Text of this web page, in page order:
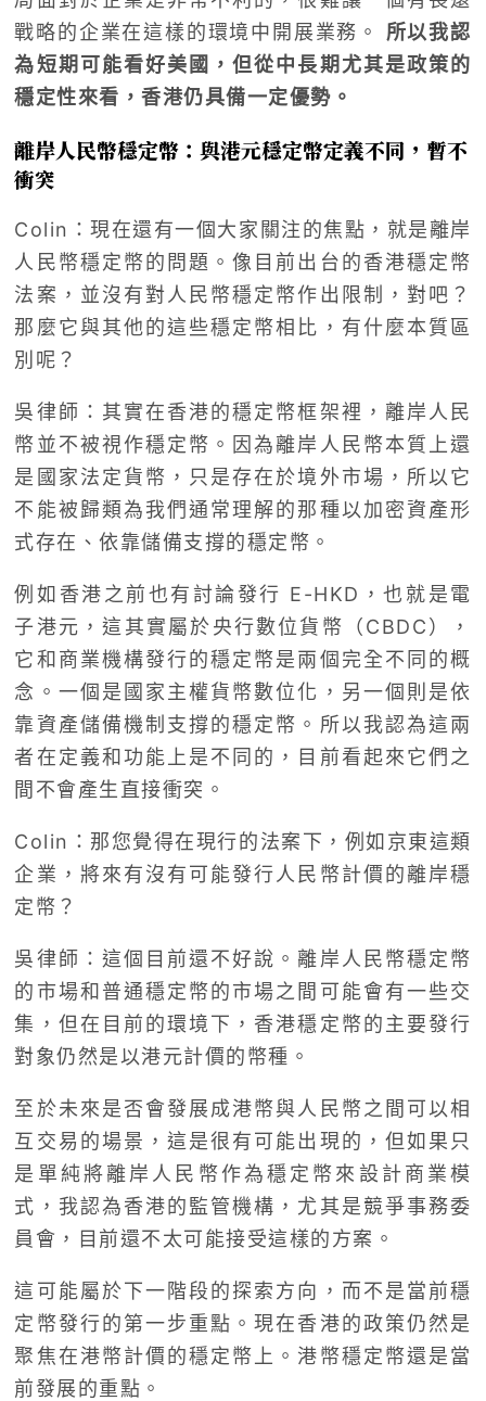
戰略的企業在這樣的環境中開展業務。
所以我認
為短期可能看好美國，但從中長期尤其是政策的
穩定性來看，香港仍具備一定優勢。
離岸人民幣穩定幣：與港元穩定幣定義不同，暫不
衝突
Colin：現在還有一個大家關注的焦點，就是離岸
人民幣穩定幣的問題。像目前出台的香港穩定幣
法案，並沒有對人民幣穩定幣作出限制，對吧？
那麼它與其他的這些穩定幣相比，有什麼本質區
別呢？
吳律師：其實在香港的穩定幣框架裡，離岸人民
幣並不被視作穩定幣。因為離岸人民幣本質上還
是國家法定貨幣，只是存在於境外市場，所以它
不能被歸類為我們通常理解的那種以加密資產形
式存在、依靠儲備支撐的穩定幣。
例如香港之前也有討論發行 E-HKD，也就是電
子港元，這其實屬於央行數位貨幣（CBDC），
它和商業機構發行的穩定幣是兩個完全不同的概
念。一個是國家主權貨幣數位化，另一個則是依
靠資產儲備機制支撐的穩定幣。所以我認為這兩
者在定義和功能上是不同的，目前看起來它們之
間不會產生直接衝突。
Colin：那您覺得在現行的法案下，例如京東這類
企業，將來有沒有可能發行人民幣計價的離岸穩
定幣？
吳律師：這個目前還不好說。離岸人民幣穩定幣
的市場和普通穩定幣的市場之間可能會有一些交
集，但在目前的環境下，香港穩定幣的主要發行
對象仍然是以港元計價的幣種。
至於未來是否會發展成港幣與人民幣之間可以相
互交易的場景，這是很有可能出現的，但如果只
是單純將離岸人民幣作為穩定幣來設計商業模
式，我認為香港的監管機構，尤其是競爭事務委
員會，目前還不太可能接受這樣的方案。
這可能屬於下一階段的探索方向，而不是當前穩
定幣發行的第一步重點。現在香港的政策仍然是
聚焦在港幣計價的穩定幣上。港幣穩定幣還是當
前發展的重點。